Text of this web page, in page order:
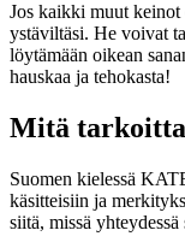
Jos kaikki muut keinot
ystäviltäsi. He voivat
löytämään oikean
hauskaa ja tehokasta!
Mitä
Suomen kielessä
käsitteisiin ja
siitä, missä yhteydessä